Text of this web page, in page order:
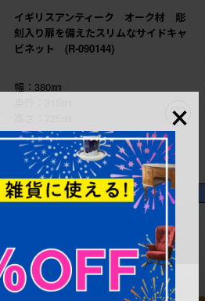
イギリスアンティーク オーク材 彫
刻入り扉を備えたスリムなサイドキャ
ビネット (R-090144)
幅：380㎜
これからリペア予定品
×